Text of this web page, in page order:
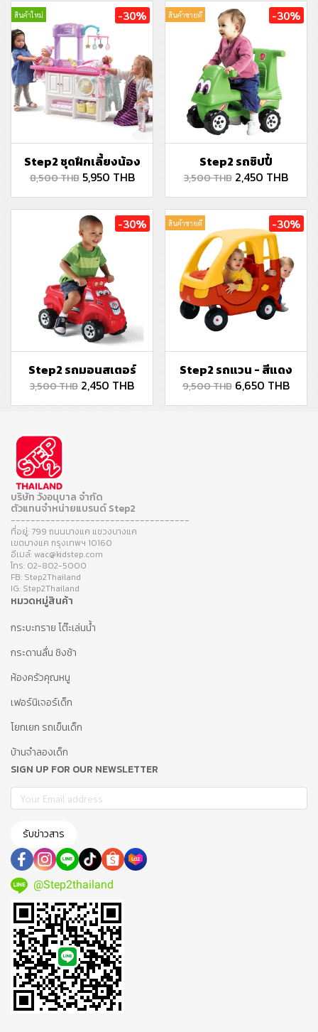
สินค้าใหม่ -30%
Step2 ชุดฝึกเลี้ยงน้อง
8,500 THB 5,950 THB
สินค้าขายดี -30%
Step2 รถซิปปี้
3,500 THB 2,450 THB
-30%
Step2 รถมอนสเตอร์
3,500 THB 2,450 THB
สินค้าขายดี -30%
Step2 รถแวน - สีแดง
9,500 THB 6,650 THB
บริษัท วังอนุบาล จำกัด
ตัวแทนจำหน่ายแบรนด์ Step2
------------------------------------
ที่อยู่: 799 ถนนบางแค แขวงบางแค
เขตบางแค กรุงเทพฯ 10160
อีเมล์: wac@kidstep.com
โทร: 02-802-5000
FB: Step2Thailand
IG: Step2Thailand
หมวดหมู่สินค้า
กระบะทราย โต๊ะเล่นน้ำ
กระดานลื่น ชิงช้า
ห้องครัวคุณหนู
เฟอร์นิเจอร์เด็ก
โยกเยก รถเข็นเด็ก
บ้านจำลองเด็ก
SIGN UP FOR OUR NEWSLETTER
รับข่าวสาร
@Step2thailand